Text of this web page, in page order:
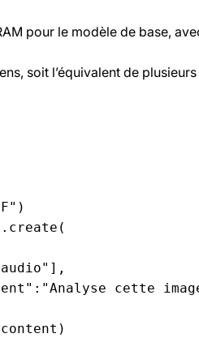
pour le modèle de base,
soit l’équivalent de
cette